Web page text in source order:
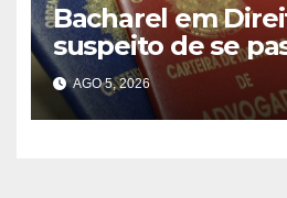
Bacharel em
suspeito de se
advogado durante
atendimento em
AGO 5, 2026